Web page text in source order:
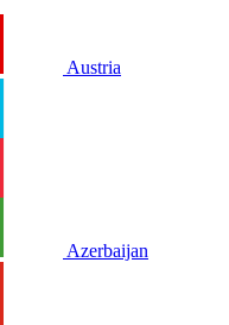
Austria
Azerbaijan